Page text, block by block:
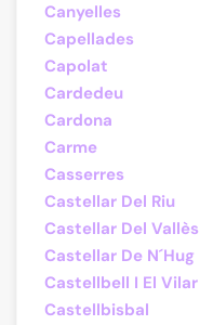
Canyelles
Capellades
Capolat
Cardedeu
Cardona
Carme
Casserres
Castellar Del Riu
Castellar Del Vallès
Castellar De N´Hug
Castellbell I El Vilar
Castellbisbal